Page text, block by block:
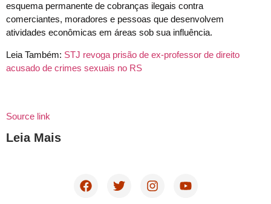
esquema permanente de cobranças ilegais contra
comerciantes, moradores e pessoas que desenvolvem
atividades econômicas em áreas sob sua influência.
Leia Também: STJ revoga prisão de ex-professor de direito
acusado de crimes sexuais no RS
Source link
Leia Mais